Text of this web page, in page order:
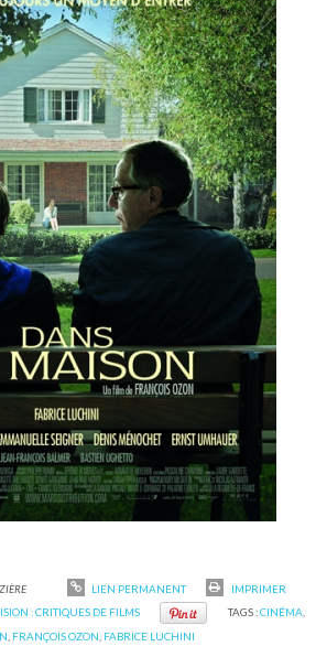
LIEN PERMANENT
IMPRIMER
: CRITIQUES DE FILMS TAGS :CINÉMA
FRANÇOIS OZON FABRICE LUCHINI